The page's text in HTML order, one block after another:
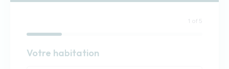
1 of 5
Habitation
Votre habitation